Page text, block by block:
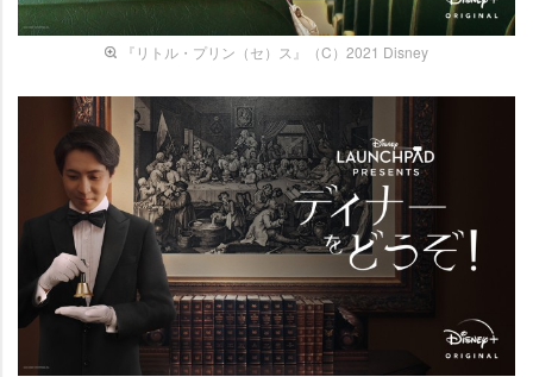
『リトル・プリン（セ）ス』（C）2021 Disney